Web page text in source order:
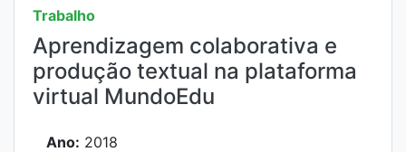
Trabalho
Aprendizagem colaborativa e
produção textual na plataforma
virtual MundoEdu
Ano: 2018